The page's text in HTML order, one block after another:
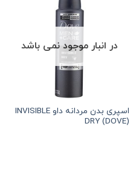
در انبار موجود نمی باشد
اسپری بدن مردانه داو INVISIBLE
DRY (DOVE)